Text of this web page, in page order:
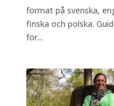
format på svenska,
finska och polska.
för...